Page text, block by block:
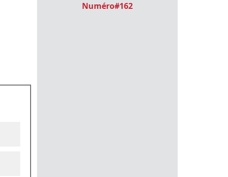
Numéro#162